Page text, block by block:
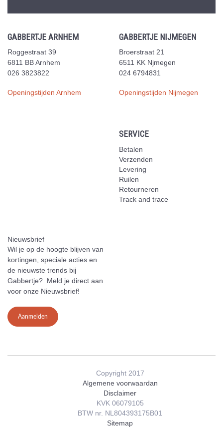
GABBERTJE ARNHEM
Roggestraat 39
6811 BB Arnhem
026 3823822
Openingstijden Arnhem
GABBERTJE NIJMEGEN
Broerstraat 21
6511 KK Njmegen
024 6794831
Openingstijden Nijmegen
SERVICE
Betalen
Verzenden
Levering
Ruilen
Retourneren
Track and trace
Nieuwsbrief
Wil je op de hoogte blijven van
kortingen, speciale acties en
de nieuwste trends bij
Gabbertje? Meld je direct aan
voor onze Nieuwsbrief!
Aanmelden
Copyright 2017
Algemene voorwaardan
Disclaimer
KVK 06079105
BTW nr. NL804393175B01
Sitemap